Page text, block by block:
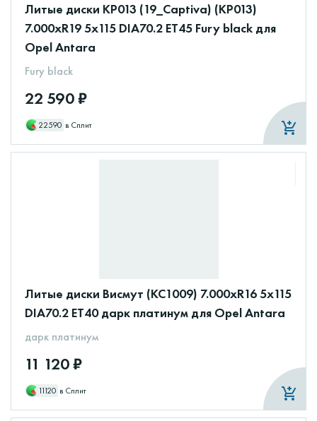
Литые диски КР013 (19_Captiva) (КР013)
7.000xR19 5x115 DIA70.2 ET45 Fury black для
Opel Antara
Fury black
22 590 ₽
22590 в Сплит
Литые диски Висмут (КС1009) 7.000xR16 5x115
DIA70.2 ET40 дарк платинум для Opel Antara
дарк платинум
11 120 ₽
11120 в Сплит